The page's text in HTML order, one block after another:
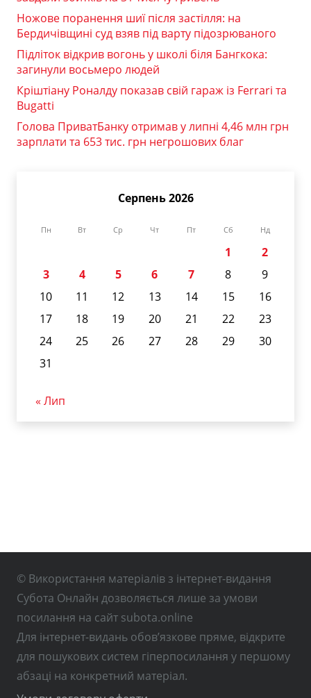
Ножове поранення шиї після застілля: на
Бердичівщині суд взяв під варту підозрюваного
Підліток відкрив вогонь у школі біля Бангкока:
загинули восьмеро людей
Кріштіану Роналду показав свій гараж із Ferrari та
Bugatti
Голова ПриватБанку отримав у липні 4,46 млн грн
зарплати та 653 тис. грн негрошових благ
Серпень 2026
Пн Вт Ср Чт Пт Сб Нд
1
2
3
4 5 6 7 8
9
10
11 12 13 14 15
16
17
18 19 20 21 22
23
24
25 26 27 28 29
30
31
« Лип
© Використання матеріалів з інтернет-видання
Субота Онлайн дозволяється лише за умови
посилання на сайт subota.online
Для інтернет-видань обов’язкове пряме, відкрите
для пошукових систем гіперпосилання у першому
абзаці на конкретний матеріал.